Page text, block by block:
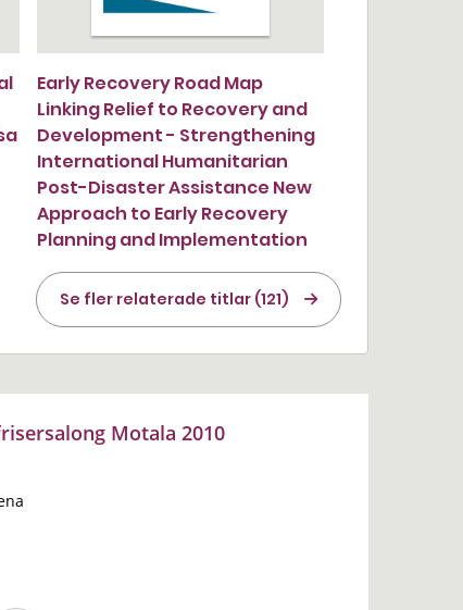
Early Recovery Road Map
Linking Relief to Recovery and
Development - Strengthening
International Humanitarian
Post-Disaster Assistance New
Approach to Early Recovery
Planning and Implementation
Se fler relaterade titlar (121)
Motala 2010